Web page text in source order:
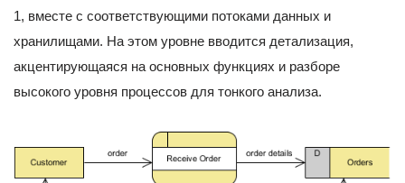
1, вместе с соответствующими потоками данных и
хранилищами. На этом уровне вводится детализация,
акцентирующаяся на основных функциях и разборе
высокого уровня процессов для тонкого анализа.